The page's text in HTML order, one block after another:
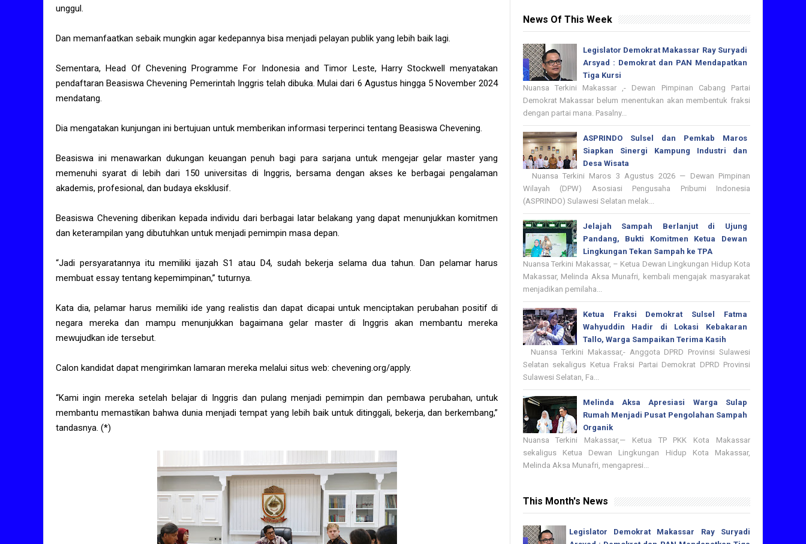
unggul.
Dan memanfaatkan sebaik mungkin agar kedepannya bisa menjadi pelayan publik yang lebih baik lagi.
Sementara, Head Of Chevening Programme For Indonesia and Timor Leste, Harry Stockwell menyatakan
pendaftaran Beasiswa Chevening Pemerintah Inggris telah dibuka. Mulai dari 6 Agustus hingga 5 November 2024
mendatang.
Dia mengatakan kunjungan ini bertujuan untuk memberikan informasi terperinci tentang Beasiswa Chevening.
Beasiswa ini menawarkan dukungan keuangan penuh bagi para sarjana untuk mengejar gelar master yang
memenuhi syarat di lebih dari 150 universitas di Inggris, bersama dengan akses ke berbagai pengalaman
akademis, profesional, dan budaya eksklusif.
Beasiswa Chevening diberikan kepada individu dari berbagai latar belakang yang dapat menunjukkan komitmen
dan keterampilan yang dibutuhkan untuk menjadi pemimpin masa depan.
“Jadi persyaratannya itu memiliki ijazah S1 atau D4, sudah bekerja selama dua tahun. Dan pelamar harus
membuat essay tentang kepemimpinan,” tuturnya.
Kata dia, pelamar harus memiliki ide yang realistis dan dapat dicapai untuk menciptakan perubahan positif di
negara mereka dan mampu menunjukkan bagaimana gelar master di Inggris akan membantu mereka
mewujudkan ide tersebut.
Calon kandidat dapat mengirimkan lamaran mereka melalui situs web: chevening.org/apply.
“Kami ingin mereka setelah belajar di Inggris dan pulang menjadi pemimpin dan pembawa perubahan, untuk
membantu memastikan bahwa dunia menjadi tempat yang lebih baik untuk ditinggali, bekerja, dan berkembang,”
tandasnya. (*)
News Of This Week
Legislator Demokrat Makassar Ray Suryadi
Arsyad : Demokrat dan PAN Mendapatkan
Tiga Kursi
Nuansa Terkini Makassar ,- Dewan Pimpinan Cabang Partai
Demokrat Makassar belum menentukan akan membentuk fraksi
dengan partai mana. Pasalny...
ASPRINDO Sulsel dan Pemkab Maros
Siapkan Sinergi Kampung Industri dan
Desa Wisata
Nuansa Terkini Maros 3 Agustus 2026 — Dewan Pimpinan
Wilayah (DPW) Asosiasi Pengusaha Pribumi Indonesia
(ASPRINDO) Sulawesi Selatan melak...
Jelajah Sampah Berlanjut di Ujung
Pandang, Bukti Komitmen Ketua Dewan
Lingkungan Tekan Sampah ke TPA
Nuansa Terkini Makassar, – Ketua Dewan Lingkungan Hidup Kota
Makassar, Melinda Aksa Munafri, kembali mengajak masyarakat
menjadikan pemilaha...
Ketua Fraksi Demokrat Sulsel Fatma
Wahyuddin Hadir di Lokasi Kebakaran
Tallo, Warga Sampaikan Terima Kasih
Nuansa Terkini Makassar,- Anggota DPRD Provinsi Sulawesi
Selatan sekaligus Ketua Fraksi Partai Demokrat DPRD Provinsi
Sulawesi Selatan, Fa...
Melinda Aksa Apresiasi Warga Sulap
Rumah Menjadi Pusat Pengolahan Sampah
Organik
Nuansa Terkini Makassar,— Ketua TP PKK Kota Makassar
sekaligus Ketua Dewan Lingkungan Hidup Kota Makassar,
Melinda Aksa Munafri, mengapresi...
This Month's News
Legislator Demokrat Makassar Ray Suryadi